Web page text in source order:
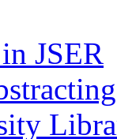
JSER